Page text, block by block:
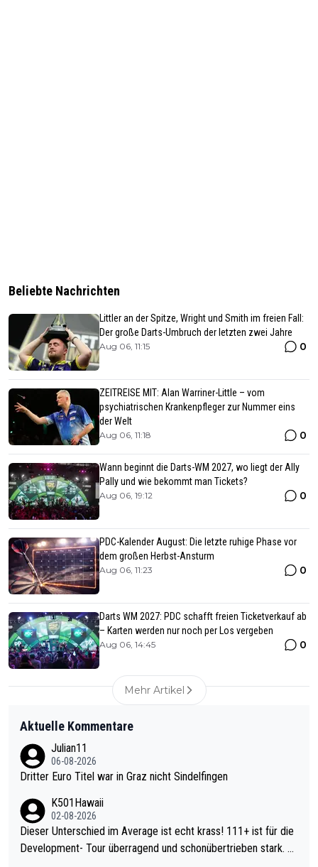
Beliebte Nachrichten
Littler an der Spitze, Wright und Smith im freien Fall:
Der große Darts-Umbruch der letzten zwei Jahre
Aug 06, 11:15 0
ZEITREISE MIT: Alan Warriner-Little – vom
psychiatrischen Krankenpfleger zur Nummer eins
der Welt
Aug 06, 11:18 0
Wann beginnt die Darts-WM 2027, wo liegt der Ally
Pally und wie bekommt man Tickets?
Aug 06, 19:12 0
PDC-Kalender August: Die letzte ruhige Phase vor
dem großen Herbst-Ansturm
Aug 06, 11:23 0
Darts WM 2027: PDC schafft freien Ticketverkauf ab
– Karten werden nur noch per Los vergeben
Aug 06, 14:45 0
Mehr Artikel
Aktuelle Kommentare
Julian11
06-08-2026
Dritter Euro Titel war in Graz nicht Sindelfingen
K501Hawaii
02-08-2026
Dieser Unterschied im Average ist echt krass! 111+ ist für die
Development- Tour überragend und schonübertrieben stark. U